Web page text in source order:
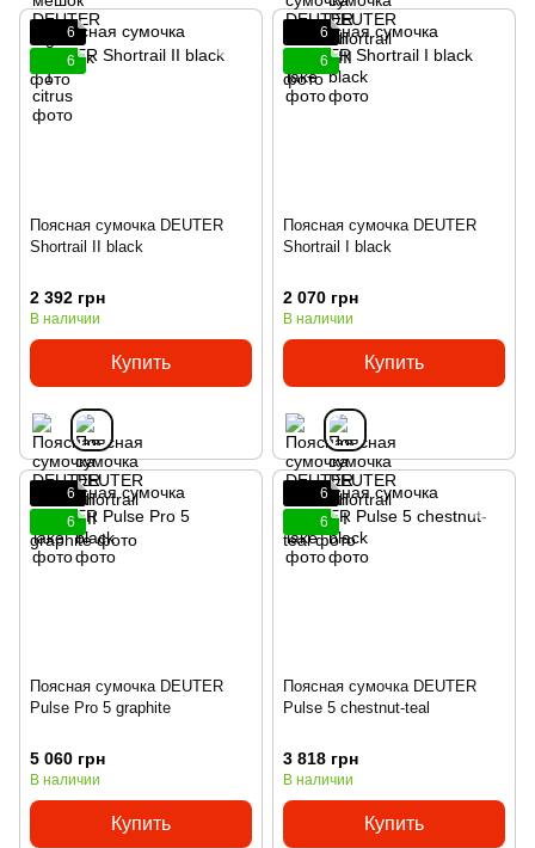
6
6
Поясная сумочка DEUTER
Shortrail II black
2 392 грн
В наличии
Купить
6
6
Поясная сумочка DEUTER
Shortrail I black
2 070 грн
В наличии
Купить
6
6
Поясная сумочка DEUTER
Pulse Pro 5 graphite
5 060 грн
В наличии
Купить
6
6
Поясная сумочка DEUTER
Pulse 5 chestnut-teal
3 818 грн
В наличии
Купить